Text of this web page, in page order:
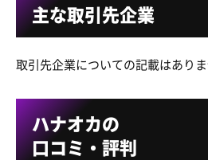
主な取引先企業
取引先企業についての記載はありま
ハナオカの
口コミ・評判